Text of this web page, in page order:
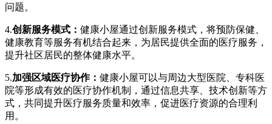
问题。
4.创新服务模式： 健康小屋通过创新服务模式，将预防保健、
健康教育等服务有机结合起来，为居民提供全面的医疗服务，
提升社区居民的整体健康水平。
5.加强区域医疗协作： 健康小屋可以与周边大型医院、专科医
院等形成有效的医疗协作机制，通过信息共享、技术创新等方
式，共同提升医疗服务质量和效率，促进医疗资源的合理利
用。